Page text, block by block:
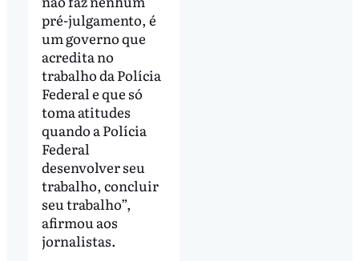
pré-julgamento, é
um governo que
acredita no
trabalho da Polícia
Federal e que só
toma atitudes
quando a Polícia
Federal
desenvolver seu
trabalho, concluir
seu trabalho”,
afirmou aos
jornalistas.